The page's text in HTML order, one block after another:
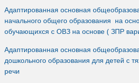
Адаптированная основная
начального общего образования на
обучающихся с ОВЗ на основе ( ЗПР
Адаптированная основная
дошкольного образования для детей с
речи